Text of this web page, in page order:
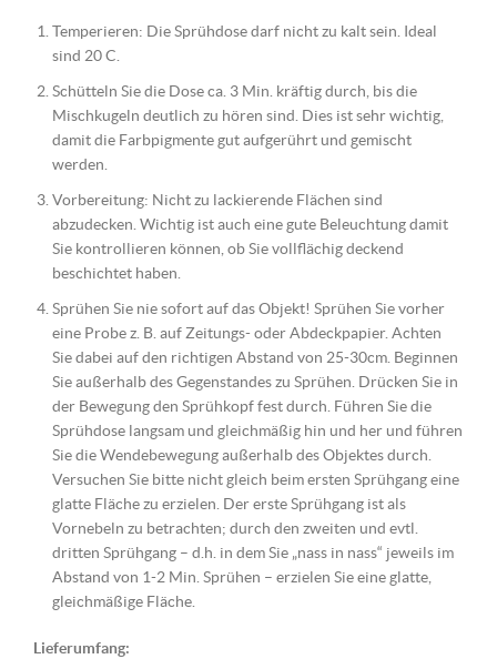
Temperieren: Die Sprühdose darf nicht zu kalt sein. Ideal
sind 20 C.
Schütteln Sie die Dose ca. 3 Min. kräftig durch, bis die
Mischkugeln deutlich zu hören sind. Dies ist sehr wichtig,
damit die Farbpigmente gut aufgerührt und gemischt
werden.
Vorbereitung: Nicht zu lackierende Flächen sind
abzudecken. Wichtig ist auch eine gute Beleuchtung damit
Sie kontrollieren können, ob Sie vollflächig deckend
beschichtet haben.
Sprühen Sie nie sofort auf das Objekt! Sprühen Sie vorher
eine Probe z. B. auf Zeitungs- oder Abdeckpapier. Achten
Sie dabei auf den richtigen Abstand von 25-30cm. Beginnen
Sie außerhalb des Gegenstandes zu Sprühen. Drücken Sie in
der Bewegung den Sprühkopf fest durch. Führen Sie die
Sprühdose langsam und gleichmäßig hin und her und führen
Sie die Wendebewegung außerhalb des Objektes durch.
Versuchen Sie bitte nicht gleich beim ersten Sprühgang eine
glatte Fläche zu erzielen. Der erste Sprühgang ist als
Vornebeln zu betrachten; durch den zweiten und evtl.
dritten Sprühgang – d.h. in dem Sie „nass in nass“ jeweils im
Abstand von 1-2 Min. Sprühen – erzielen Sie eine glatte,
gleichmäßige Fläche.
Lieferumfang: